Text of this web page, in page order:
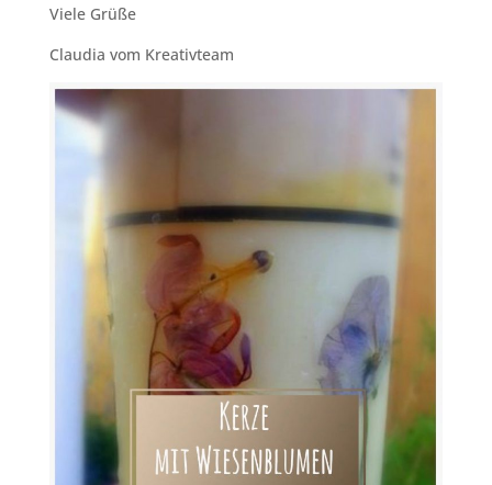
Viele Grüße
Claudia vom Kreativteam